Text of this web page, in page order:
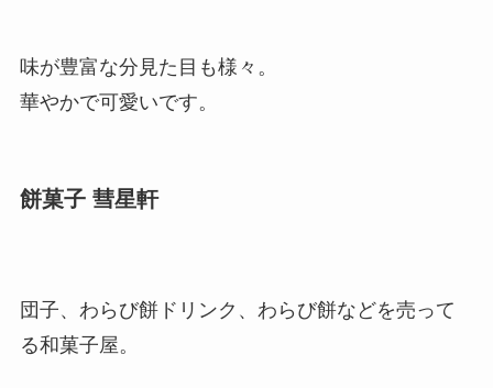
味が豊富な分見た目も様々。
華やかで可愛いです。
餅菓子 彗星軒
団子、わらび餅ドリンク、わらび餅などを売って
る和菓子屋。